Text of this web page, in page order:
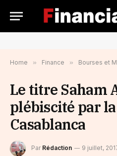
Home » Finance » Bourses et
Le titre Saham
plébiscité par
Casablanca
Par Rédaction 9 juillet,